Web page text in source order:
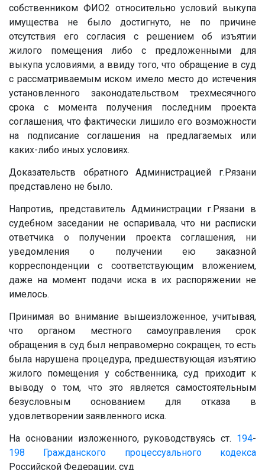
собственником ФИО2 относительно условий выкупа
имущества не было достигнуто, не по причине
отсутствия его согласия с решением об изъятии
жилого помещения либо с предложенными для
выкупа условиями, а ввиду того, что обращение в суд
с рассматриваемым иском имело место до истечения
установленного законодательством трехмесячного
срока с момента получения последним проекта
соглашения, что фактически лишило его возможности
на подписание соглашения на предлагаемых или
каких-либо иных условиях.
Доказательств обратного Администрацией г.Рязани
представлено не было.
Напротив, представитель Администрации г.Рязани в
судебном заседании не оспаривала, что ни расписки
ответчика о получении проекта соглашения, ни
уведомления о получении ею заказной
корреспонденции с соответствующим вложением,
даже на момент подачи иска в их распоряжении не
имелось.
Принимая во внимание вышеизложенное, учитывая,
что органом местного самоуправления срок
обращения в суд был неправомерно сокращен, то есть
была нарушена процедура, предшествующая изъятию
жилого помещения у собственника, суд приходит к
выводу о том, что это является самостоятельным
безусловным основанием для отказа в
удовлетворении заявленного иска.
На основании изложенного, руководствуясь ст. 194-
198
Гражданского процессуального кодекса
Российской Федерации, суд